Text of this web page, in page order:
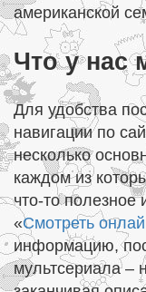
американской
Что у нас
Для удобства
навигации по
несколько
каждом из
что-то полезное
«Смотреть
информацию,
мультсериала –